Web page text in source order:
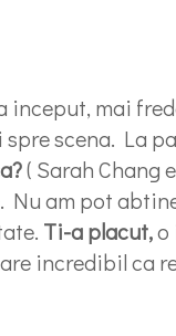
inceput, mai
scena. La
( Sarah Chang
Nu am pot
Ti-a placut,o
incredibil ca